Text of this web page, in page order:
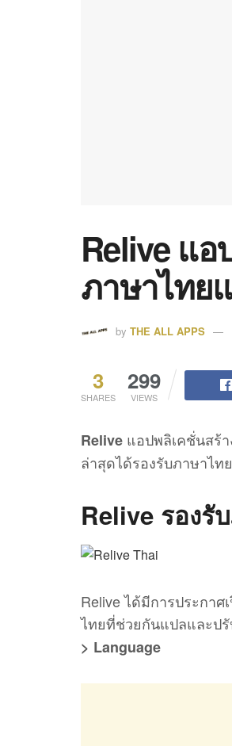
Relive แอ
ภาษาไทย
by THE ALL APPS
3
SHARES
299
VIEWS
Relive แอปพลิเคชั่นสร้
ล่าสุดได้รองรับภาษาไท
Relive รองรั
Relive ได้มีการประกา
ไทยที่ช่วยกันแปลและปรั
> Language